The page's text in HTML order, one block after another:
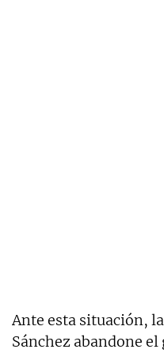
Ante esta situación,
Sánchez abandone